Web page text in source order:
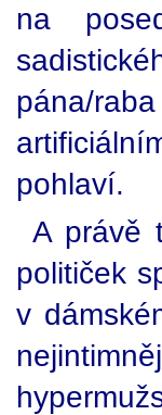
na
pána/
pohlaví.
A právě
političek
v